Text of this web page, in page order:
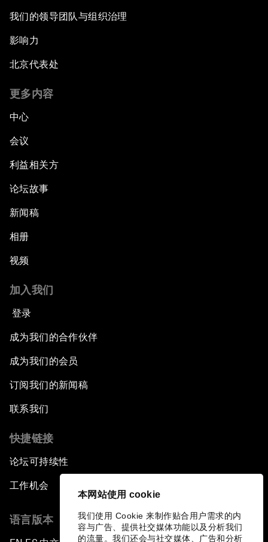
本网站使用 cookie
我们使用 Cookie 来制作贴合用户需求的内
容与广告、提供社交媒体功能以及分析我们
的流量。我们还会与社交媒体、广告和分析
我们的领导团队与组织治理
影响力
北京代表处
更多内容
中心
会议
利益相关方
论坛故事
新闻稿
相册
视频
加入我们
登录
成为我们的合作伙伴
成为我们的会员
订阅我们的新闻稿
联系我们
快捷链接
论坛可持续性
工作机会
语言版本